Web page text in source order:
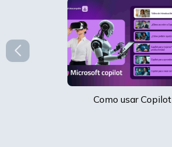
Como usar Copilot